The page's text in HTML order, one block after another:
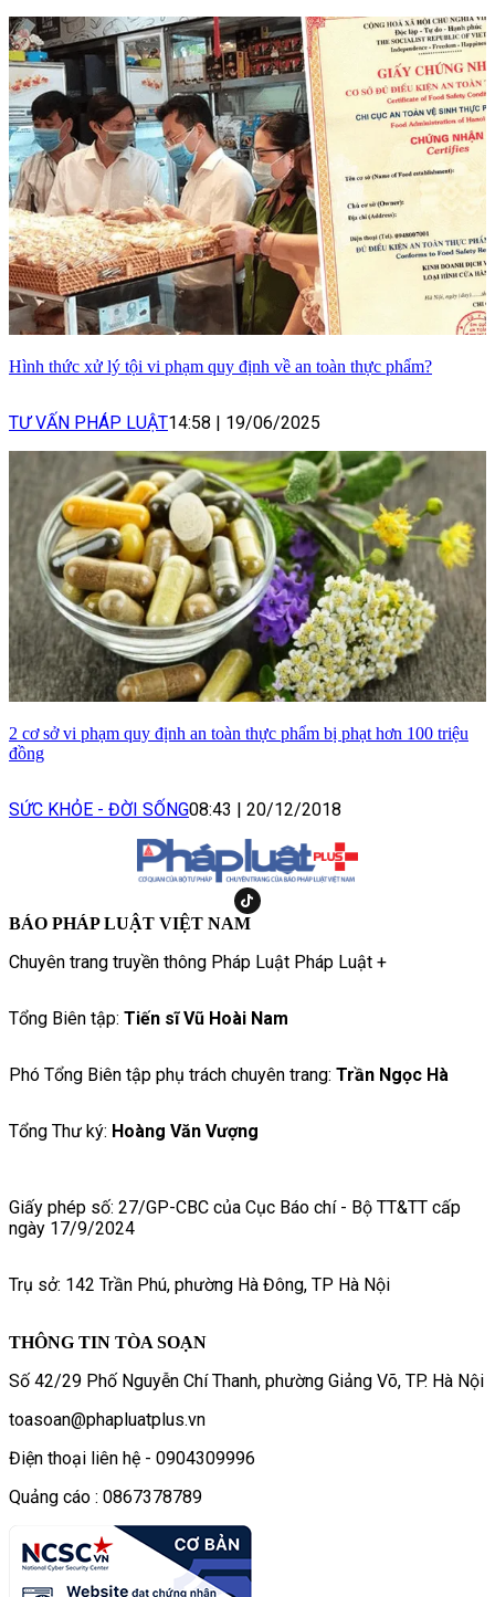
Hình thức xử lý tội vi phạm quy định về an toàn thực phẩm?
TƯ VẤN PHÁP LUẬT14:58 | 19/06/2025
2 cơ sở vi phạm quy định an toàn thực phẩm bị phạt hơn 100 triệu
đồng
SỨC KHỎE - ĐỜI SỐNG08:43 | 20/12/2018
BÁO PHÁP LUẬT VIỆT NAM
Chuyên trang truyền thông Pháp Luật Pháp Luật +
Tổng Biên tập: Tiến sĩ Vũ Hoài Nam
Phó Tổng Biên tập phụ trách chuyên trang: Trần Ngọc Hà
Tổng Thư ký: Hoàng Văn Vượng
Giấy phép số: 27/GP-CBC của Cục Báo chí - Bộ TT&TT cấp
ngày 17/9/2024
Trụ sở: 142 Trần Phú, phường Hà Đông, TP Hà Nội
THÔNG TIN TÒA SOẠN
Số 42/29 Phố Nguyễn Chí Thanh, phường Giảng Võ, TP. Hà Nội
toasoan@phapluatplus.vn
Điện thoại liên hệ - 0904309996
Quảng cáo : 0867378789